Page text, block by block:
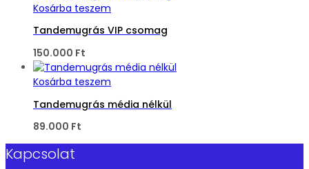
Kosárba teszem
Tandemugrás VIP csomag
150.000 Ft
Kosárba teszem
Tandemugrás média nélkül
89.000 Ft
Kapcsolat